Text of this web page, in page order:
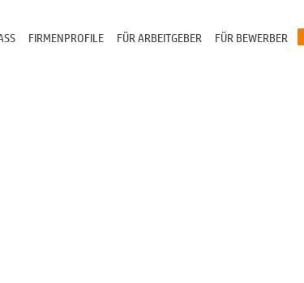
FÜR BEWERBER
FÜR ARBEITGEBER
FIRMENPROFILE